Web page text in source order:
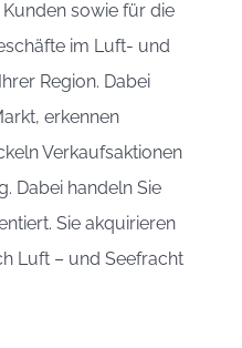
sowie für die
im Luft- und
Region. Dabei
erkennen
Verkaufsaktionen
Dabei handeln Sie
Sie akquirieren
Luft – und Seefracht